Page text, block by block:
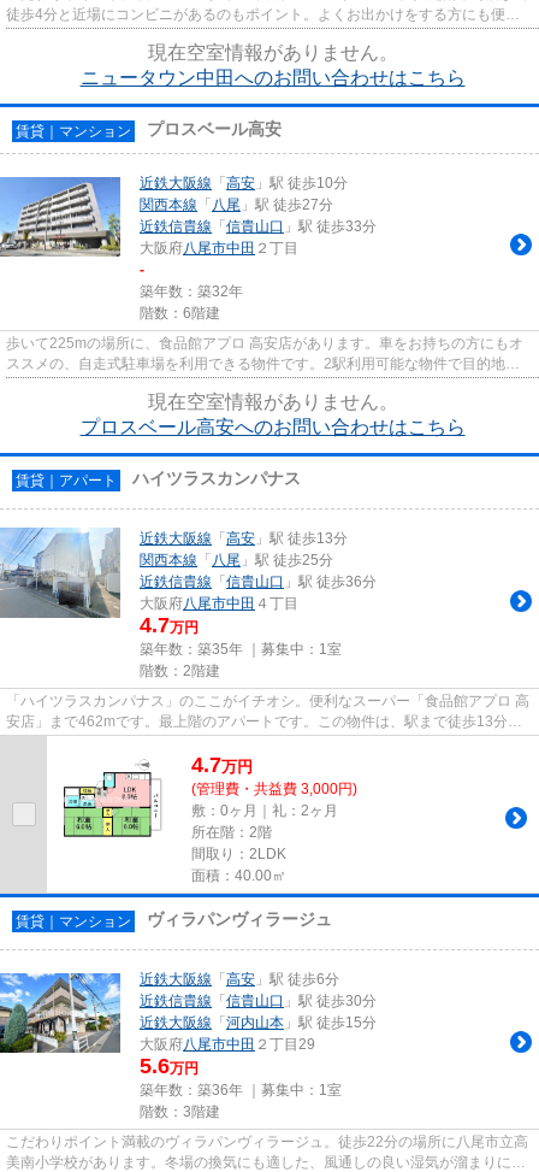
徒歩4分と近場にコンビニがあるのもポイント。よくお出かけをする方にも便利
な、2駅利用可能なマンション...
現在空室情報がありません。
ニュータウン中田へのお問い合わせはこちら
賃貸｜マンション プロスベール高安
近鉄大阪線 「高安 」駅 徒歩10分
関西本線 「 八尾 」駅 徒歩27分
近鉄信貴線 「信貴山口 」駅 徒歩33分
大阪府八尾市中田 ２丁目
-
築年数：築32年
階数：6階建
歩いて225mの場所に、食品館アプロ 高安店があります。車をお持ちの方にもオ
ススメの、自走式駐車場を利用できる物件です。2駅利用可能な物件で目的地に
応じて路線を選ぶことができま...
現在空室情報がありません。
プロスベール高安へのお問い合わせはこちら
賃貸｜アパート ハイツラスカンパナス
近鉄大阪線 「高安 」駅 徒歩13分
関西本線 「 八尾 」駅 徒歩25分
近鉄信貴線 「信貴山口 」駅 徒歩36分
大阪府八尾市中田 ４丁目
4.7万円
築年数：築35年 ｜募集中： 1室
階数：2階建
「ハイツラスカンパナス」のここがイチオシ。便利なスーパー「食品館アプロ 高
安店」まで462mです。最上階のアパートです。この物件は、駅まで徒歩13分に
立地しています。八尾市エリア...
4.7万円
(管理費・共益費 3,000円)
敷：0ヶ月｜礼：2ヶ月
所在階：2階
間取り：2LDK
面積：40.00㎡
賃貸｜マンション ヴィラパンヴィラージュ
近鉄大阪線 「高安 」駅 徒歩6分
近鉄信貴線 「信貴山口 」駅 徒歩30分
近鉄大阪線 「河内山本 」駅 徒歩15分
大阪府八尾市中田 ２丁目29
5.6万円
築年数：築36年 ｜募集中： 1室
階数：3階建
こだわりポイント満載のヴィラパンヴィラージュ。徒歩22分の場所に八尾市立高
美南小学校があります。冬場の換気にも適した、風通しの良い湿気が溜まりにく